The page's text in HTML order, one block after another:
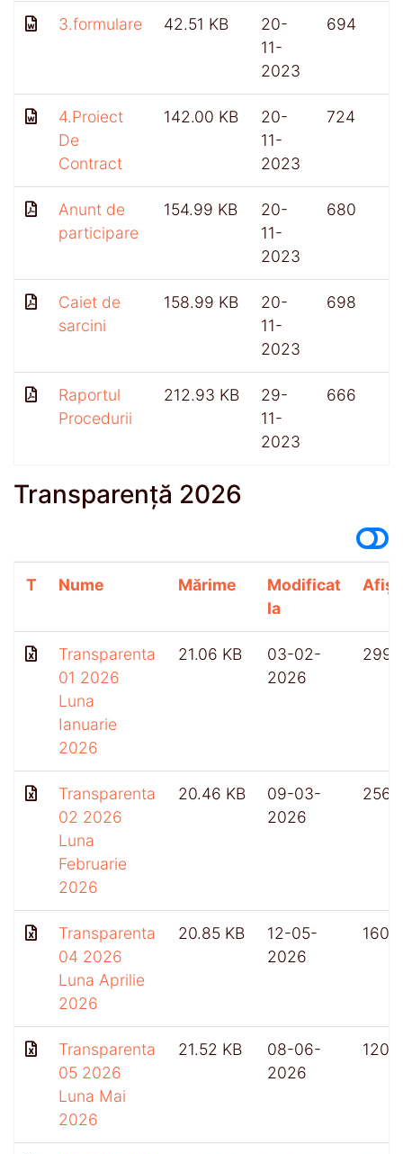
3.formulare 42.51 KB
20-
11-
2023
694
4.Proiect
De
Contract
142.00 KB
20-
11-
2023
724
Anunt de
participare
154.99 KB
20-
11-
2023
680
Caiet de
sarcini
158.99 KB
20-
11-
2023
698
Raportul
Procedurii
212.93 KB
29-
11-
2023
666
Transparență 2026
T Nume Mărime
Modificat
la
Transparenta
01 2026
Luna
Ianuarie
2026
21.06 KB
03-02-
2026
299
Transparenta
02 2026
Luna
Februarie
2026
20.46 KB
09-03-
2026
256
Transparenta
04 2026
Luna Aprilie
2026
20.85 KB
12-05-
2026
160
Transparenta
05 2026
Luna Mai
2026
21.52 KB
08-06-
2026
120